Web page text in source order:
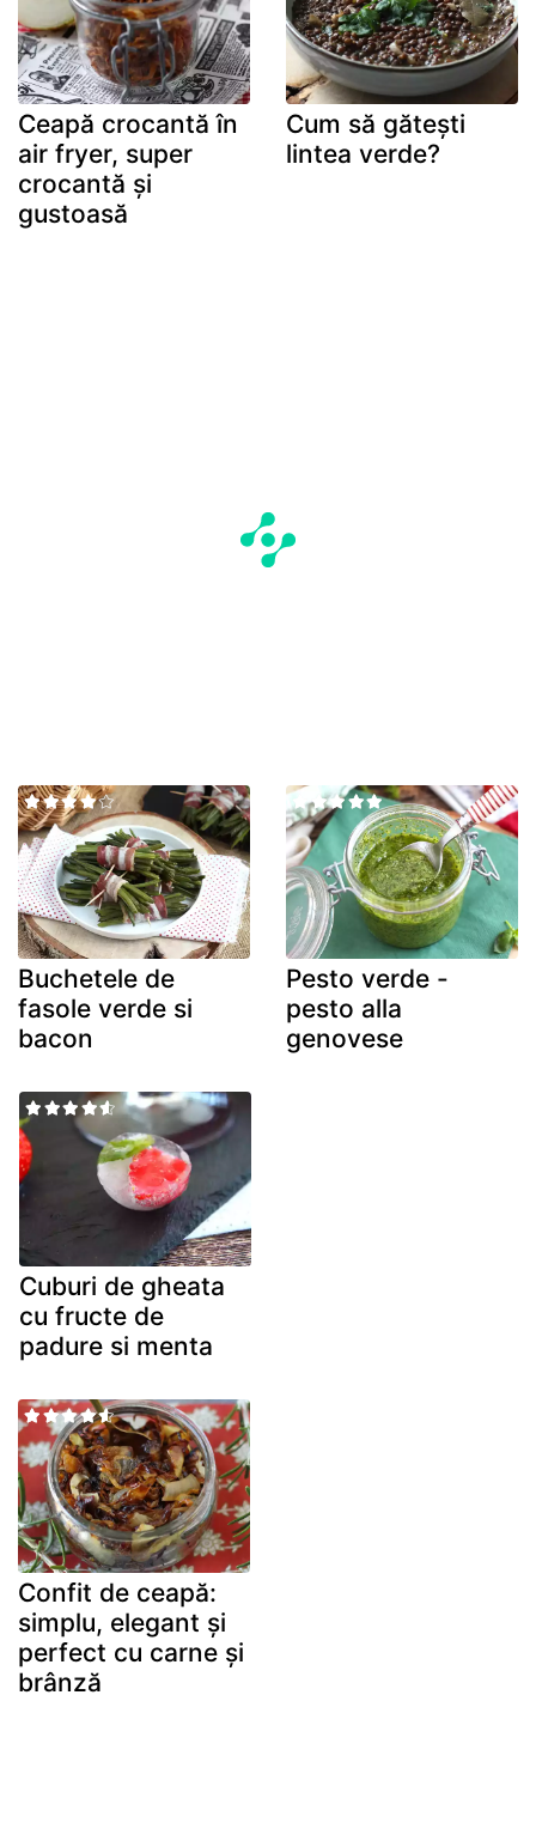
Ceapă crocantă în
air fryer, super
crocantă și
gustoasă
Cum să gătești
lintea verde?
Buchetele de
fasole verde si
bacon
Pesto verde -
pesto alla
genovese
Cuburi de gheata
cu fructe de
padure si menta
Confit de ceapă:
simplu, elegant și
perfect cu carne și
brânză